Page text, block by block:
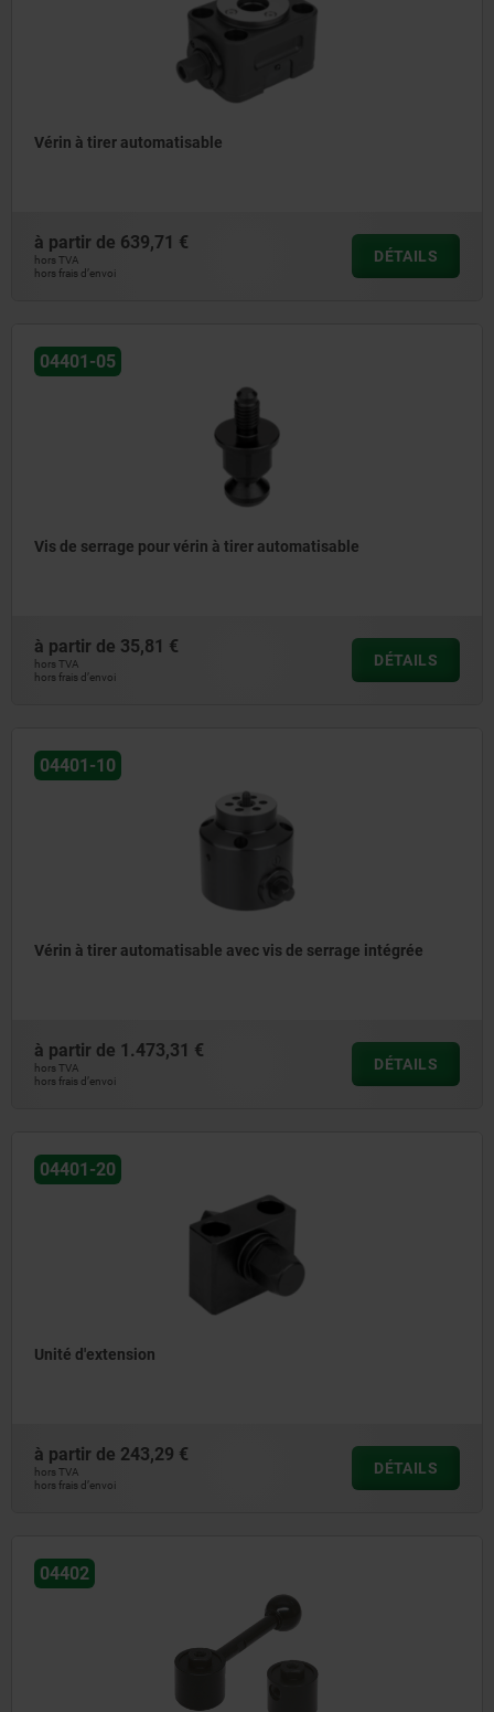
Vérin à tirer automatisable
à partir de 639,71 €
hors TVA
hors frais d’envoi
DÉTAILS
04401-05
Vis de serrage pour vérin à tirer automatisable
à partir de 35,81 €
hors TVA
hors frais d’envoi
DÉTAILS
04401-10
Vérin à tirer automatisable avec vis de serrage intégrée
à partir de 1.473,31 €
hors TVA
hors frais d’envoi
DÉTAILS
04401-20
Unité d'extension
à partir de 243,29 €
hors TVA
hors frais d’envoi
DÉTAILS
04402